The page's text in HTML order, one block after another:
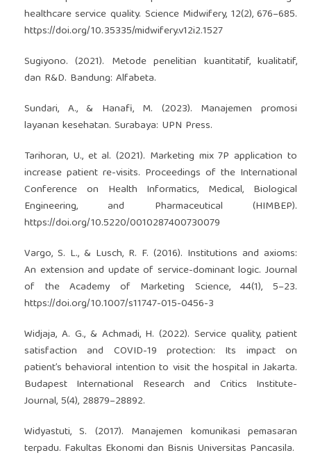
healthcare service quality. Science Midwifery, 12(2), 676–685.
https://doi.org/10.35335/midwifery.v12i2.1527
Sugiyono. (2021). Metode penelitian kuantitatif, kualitatif,
dan R&D. Bandung: Alfabeta.
Sundari, A., & Hanafi, M. (2023). Manajemen promosi
layanan kesehatan. Surabaya: UPN Press.
Tarihoran, U., et al. (2021). Marketing mix 7P application to
increase patient re-visits. Proceedings of the International
Conference on Health Informatics, Medical, Biological
Engineering, and Pharmaceutical (HIMBEP).
https://doi.org/10.5220/0010287400730079
Vargo, S. L., & Lusch, R. F. (2016). Institutions and axioms:
An extension and update of service-dominant logic. Journal
of the Academy of Marketing Science, 44(1), 5–23.
https://doi.org/10.1007/s11747-015-0456-3
Widjaja, A. G., & Achmadi, H. (2022). Service quality, patient
satisfaction and COVID-19 protection: Its impact on
patient’s behavioral intention to visit the hospital in Jakarta.
Budapest International Research and Critics Institute-
Journal, 5(4), 28879–28892.
Widyastuti, S. (2017). Manajemen komunikasi pemasaran
terpadu. Fakultas Ekonomi dan Bisnis Universitas Pancasila.